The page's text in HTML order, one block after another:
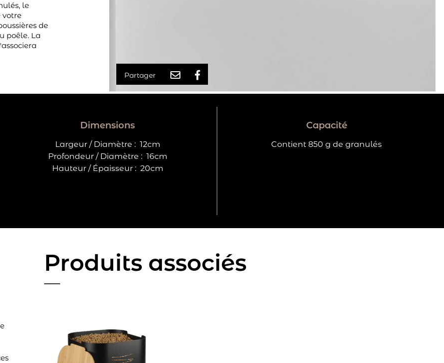
le
votre
de
poêle. La
Partager
Dimensions
Largeur / Diamètre : 12cm
Profondeur / Diamètre : 16cm
Hauteur / Épaisseur : 20cm
Capacité
Contient 850 g de granulés
Produits associés